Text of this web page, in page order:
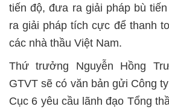
tiến độ, đưa ra giải pháp bù
ra giải pháp tích cực để thanh
các nhà thầu Việt Nam.
Thứ trưởng Nguyễn Hồng
GTVT sẽ có văn bản gửi Công
Cục 6 yêu cầu lãnh đạo Tổng